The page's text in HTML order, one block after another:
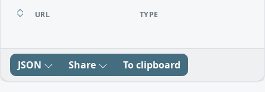
URL TYPE
JSON Share To clipboard